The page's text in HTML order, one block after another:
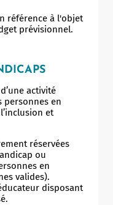
référence à l'objet
prévisionnel.
activité
en
et
réservées
ou
en
valides).
disposant